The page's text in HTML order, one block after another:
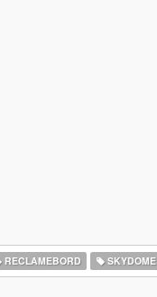
RECLAMEBORD SKYDOME